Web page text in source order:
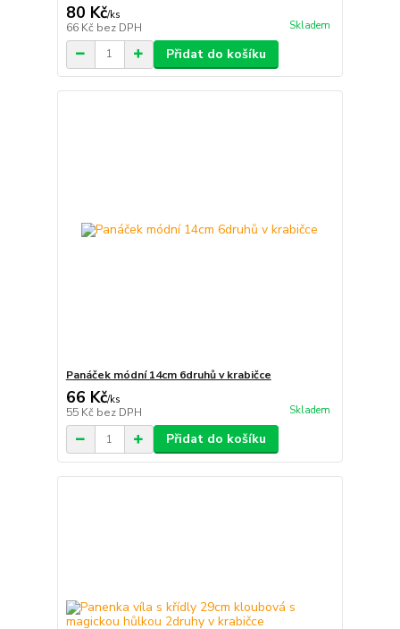
80 Kč/ks
66 Kč bez DPH Skladem
Přidat do košíku
Panáček módní 14cm 6druhů v krabičce
66 Kč/ks
55 Kč bez DPH Skladem
Přidat do košíku